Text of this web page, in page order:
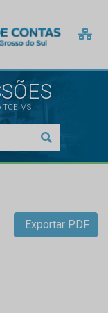
TCE MS
Exportar PDF